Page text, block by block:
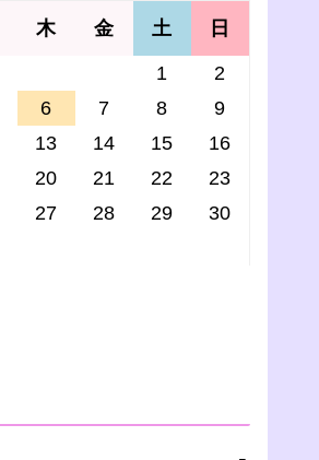
木 金 土 日
1
2
6 7 8
9
13 14 15
16
20 21 22
23
27 28 29
30